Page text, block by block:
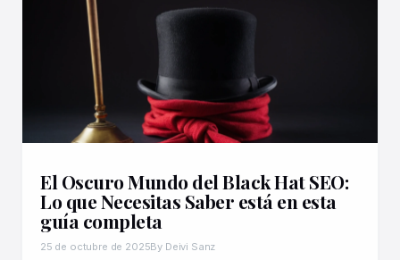
El Oscuro Mundo del Black Hat SEO:
Lo que Necesitas Saber está en esta
guía completa
25 de octubre de 2025By Deivi Sanz